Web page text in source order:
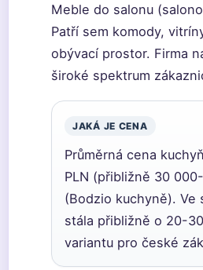
Meble do salonu
Patří sem komody,
obývací prostor. Firma
široké spektrum
JAKÁ JE CENA
Průměrná cena
PLN (přibližně 30
(Bodzio kuchyně). Ve
stála přibližně o 20-
variantu pro české